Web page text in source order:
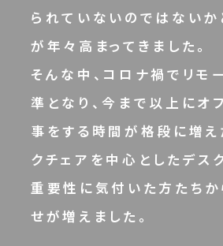
られていないのではないか
が年々高まってきました。
そんな中、コロナ禍でリモ
準となり、今まで以上にオ
事をする時間が格段に増え
クチェアを中心としたデス
重要性に気付いた方たち
せが増えました。